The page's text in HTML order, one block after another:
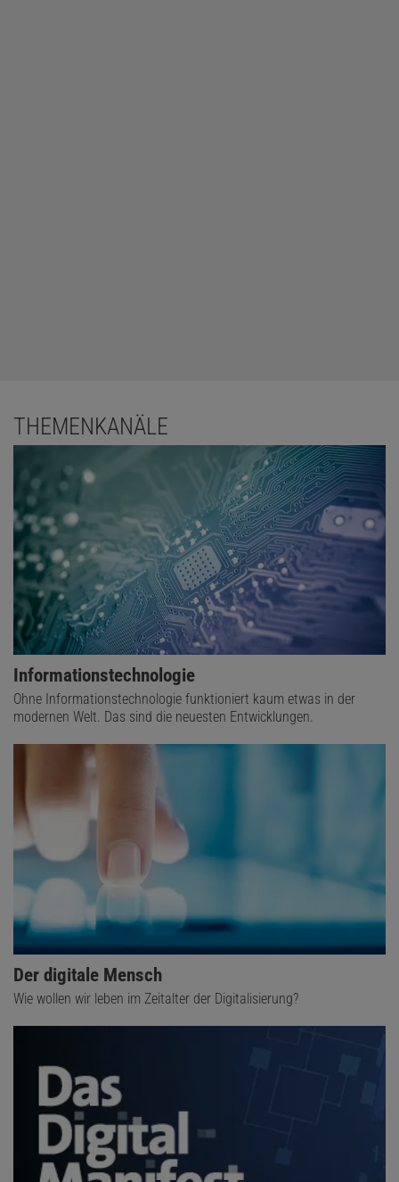
THEMENKANÄLE
Informationstechnologie
Ohne Informationstechnologie funktioniert kaum etwas in der
modernen Welt. Das sind die neuesten Entwicklungen.
Der digitale Mensch
Wie wollen wir leben im Zeitalter der Digitalisierung?